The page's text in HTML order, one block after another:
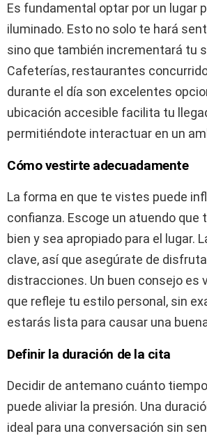
Es fundamental optar por un lugar
iluminado. Esto no solo te hará
sino que también incrementará tu
Cafeterías, restaurantes
durante el día son excelentes
ubicación accesible facilita tu
permitiéndote interactuar en un
Cómo vestirte adecuadamente
La forma en que te vistes puede
confianza. Escoge un atuendo que
bien y sea apropiado para el lugar.
clave, así que asegúrate de
distracciones. Un buen consejo es
que refleje tu estilo personal, sin
estarás lista para causar una
Definir la duración de la cita
Decidir de antemano cuánto
puede aliviar la presión. Una
ideal para una conversación sin